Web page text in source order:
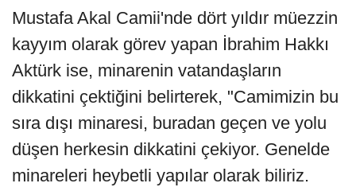
Mustafa Akal Camii'nde dört yıldır müezzin
kayyım olarak görev yapan İbrahim Hakkı
Aktürk ise, minarenin vatandaşların
dikkatini çektiğini belirterek, "Camimizin bu
sıra dışı minaresi, buradan geçen ve yolu
düşen herkesin dikkatini çekiyor. Genelde
minareleri heybetli yapılar olarak biliriz.